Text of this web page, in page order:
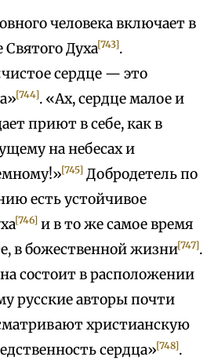
человека включает в
Святого Духа[743].
сердце — это
[744]. «Ах, сердце малое и
приют в себе, как в
на небесах и
[745] Добродетель по
есть устойчивое
[746] и в то же самое время
в божественной жизни[747].
состоит в расположении
русские авторы почти
христианскую
сердца»[748].